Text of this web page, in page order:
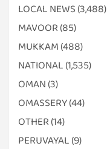
LOCAL NEWS (3,488)
MAVOOR (85)
MUKKAM (488)
NATIONAL (1,535)
OMAN (3)
OMASSERY(44)
OTHER (14)
PERUVAYAL (9)